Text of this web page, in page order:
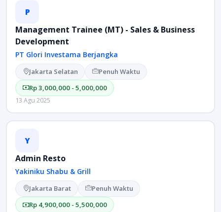
P
Management Trainee (MT) - Sales & Business
Development
PT Glori Investama Berjangka
Jakarta Selatan
Penuh Waktu
Rp 3,000,000 - 5,000,000
13 Agu 2025
Y
Admin Resto
Yakiniku Shabu & Grill
Jakarta Barat
Penuh Waktu
Rp 4,900,000 - 5,500,000